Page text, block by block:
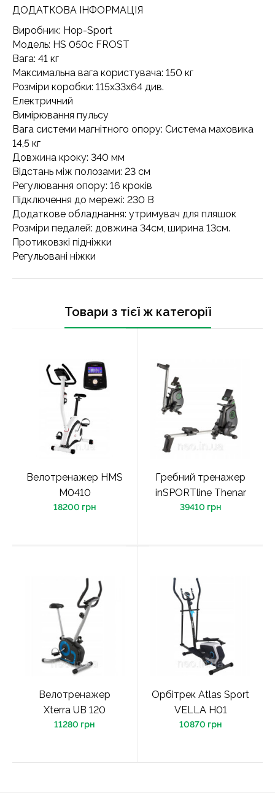
ДОДАТКОВА ІНФОРМАЦІЯ
Виробник: Hop-Sport
Модель: HS 050c FROST
Вага: 41 кг
Максимальна вага користувача: 150 кг
Розміри коробки: 115x33x64 див.
Електричний
Вимірювання пульсу
Вага системи магнітного опору: Система маховика
14,5 кг
Довжина кроку: 340 мм
Відстань між полозами: 23 см
Регулювання опору: 16 кроків
Підключення до мережі: 230 В
Додаткове обладнання: утримувач для пляшок
Розміри педалей: довжина 34см, ширина 13см.
Протиковзкі підніжки
Регульовані ніжки
Товари з тієї ж категорії
Велотренажер HMS
M0410
18200 грн
Гребний тренажер
inSPORTline Thenar
39410 грн
Велотренажер
Xterra UB 120
11280 грн
Орбітрек Atlas Sport
VELLA H01
10870 грн